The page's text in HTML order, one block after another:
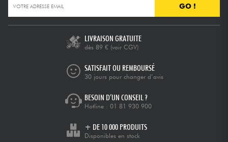
GO !
LIVRAISON GRATUITE
dès 89 € (voir CGV)
SATISFAIT OU REMBOURSÉ
30 jours pour changer d’avis
BESOIN D’UN CONSEIL ?
Hotline : 01 81 930 900
+ DE 10 000 PRODUITS
Disponibles en stock